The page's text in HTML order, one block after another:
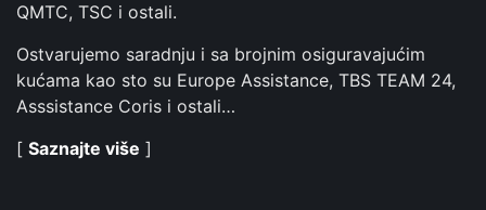
QMTC, TSC i ostali.
Ostvarujemo saradnju i sa brojnim osiguravajućim
kućama kao sto su Europe Assistance, TBS TEAM 24,
Asssistance Coris i ostali…
[ Saznajte više ]